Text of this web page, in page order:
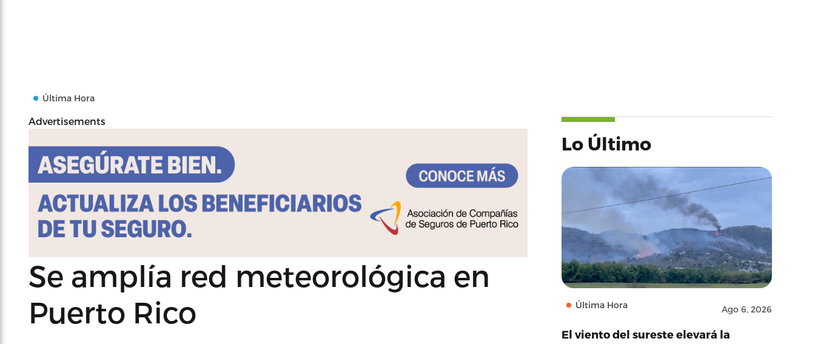
Última Hora
Advertisements
Se amplía red meteorológica en
Puerto Rico
Lo Último
Última Hora Ago 6, 2026
El viento del sureste elevará la